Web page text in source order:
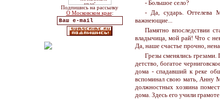
Подпишись на рассылку
О Московском крае:
- Большое село?
- Да, сударь. Оттелева
важнеющие...
Памятно впоследствии
владычица, мой рай! Что с
Да, наше счастье прочно,
Грезы сменялись
детство, богатое
дома - спадавший к реке
вспоминал свою мать, Анну
должностных хозяина
дома. Здесь его учили